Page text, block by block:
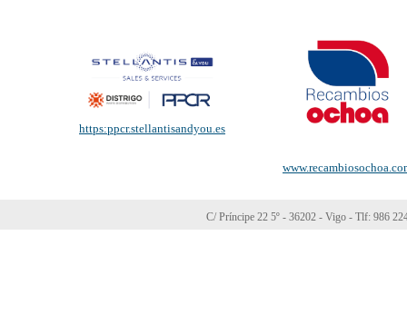
https:ppcr.stellantisandyou.es
C/ Príncipe 22 5º - 36202 - Vigo - Tlf: 986